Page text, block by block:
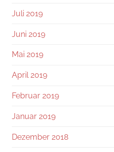
Juli 2019
Juni 2019
Mai 2019
April 2019
Februar 2019
Januar 2019
Dezember 2018